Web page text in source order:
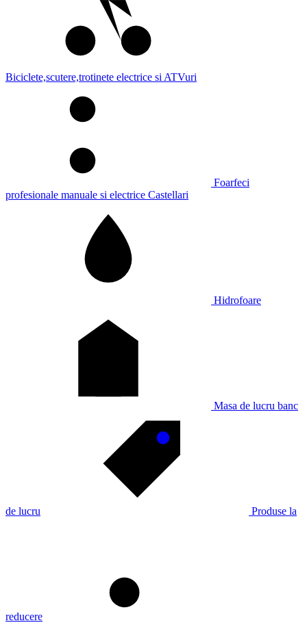
Biciclete,scutere,trotinete electrice si ATVuri
Foarfeci
profesionale manuale si electrice Castellari
Hidrofoare
Masa de lucru banc
de lucru Produse la
reducere